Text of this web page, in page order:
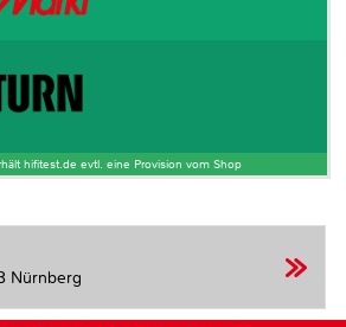
hifitest.de evtl. eine Provision vom Shop
Nürnberg